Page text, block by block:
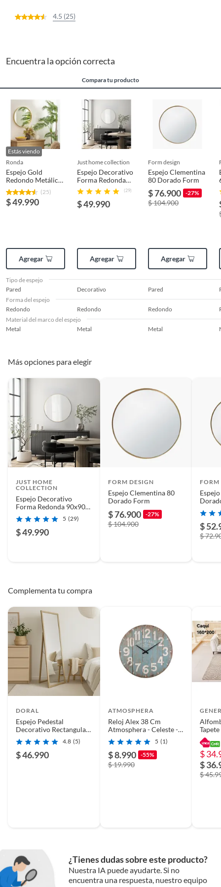
4.5 (25)
Encuentra la opción correcta
Compara tu producto
Estás viendo
ronda
Espejo Gold
Redondo Metálico
50 cm
(25)
$ 49.990
Agregar
just home collection
Espejo Decorativo
Forma Redonda
90x90 cm Dorado
(29)
$ 49.990
Agregar
form design
Espejo Clementina
80 Dorado Form
$ 76.900 -27%
$ 104.900
Agregar
Tipo de espejo
Pared
Decorativo Pared
Forma del espejo
Redondo
Redondo Redondo
Material del marco del espejo
Metal
Metal Metal
Más opciones para elegir
JUST HOME
COLLECTION
Espejo Decorativo
Forma Redonda 90x90
cm Dorado
5 (29)
$ 49.990
FORM DESIGN
Espejo Clementina 80
Dorado Form
$ 76.900 -27%
$ 104.900
FORM
$
$
Complementa tu compra
DORAL
Espejo Pedestal
Decorativo Rectangular
46x156 cm Negro4.8 (5)
$ 46.990
ATMOSPHERA
Reloj Alex 38 Cm
Atmosphera - Celeste -
Tamano Unico
5 (1)
$ 8.990 -55%
$ 19.990
$
$
$
¿Tienes dudas sobre este producto?
Nuestra IA puede ayudarte. Si no
encuentra una respuesta, nuestro equipo